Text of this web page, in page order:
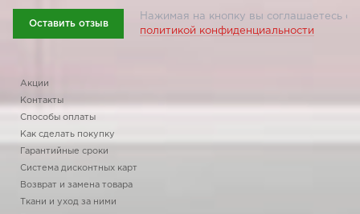
Оставить отзыв
Нажимая на кнопку вы соглашаетесь с
политикой конфиденциальности
Акции
Контакты
Способы оплаты
Как сделать покупку
Гарантийные сроки
Система дисконтных карт
Возврат и замена товара
Ткани и уход за ними